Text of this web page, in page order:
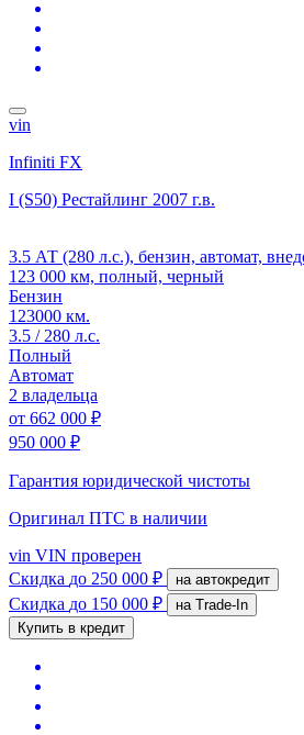
vin
Infiniti FX
I (S50) Рестайлинг 2007 г.в.
3.5 АТ (280 л.с.), бензин, автомат,
123 000 км, полный, черный
Бензин
123000 км.
3.5 / 280 л.с.
Полный
Автомат
2 владельца
от 662 000 ₽
950 000 ₽
Гарантия юридической чистоты
Оригинал ПТС в наличии
vin VIN проверен
Скидка до 250 000 ₽ на автокредит
Скидка до 150 000 ₽
на Trade-In
Купить в кредит